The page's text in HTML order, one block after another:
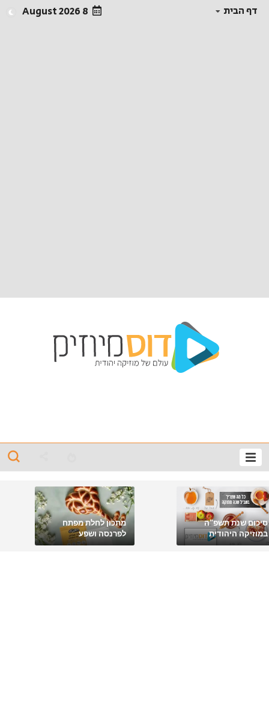
דף הבית 8 August 2026
סיכום שנת תשפ"ה
במוזיקה היהודית
מתכון לחלת מפתח
לפרנסה ושפע